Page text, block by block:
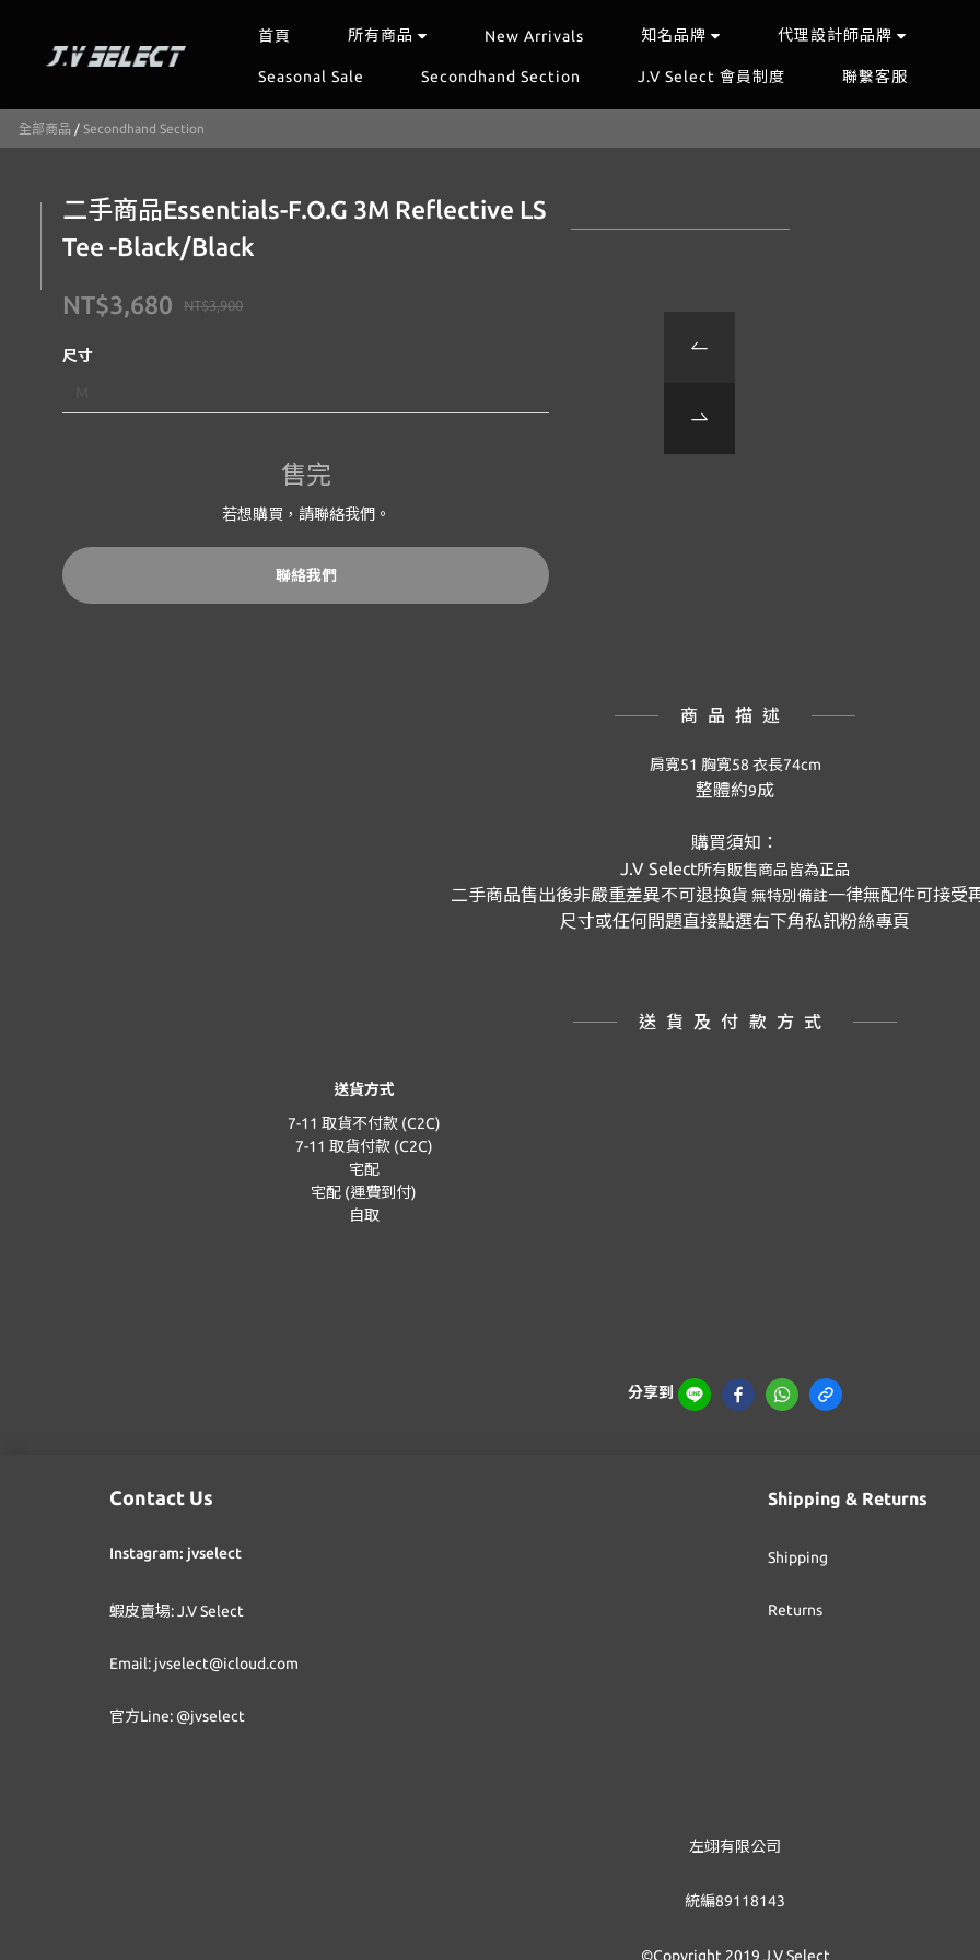
首頁 所有商品 New Arrivals 知名品牌 代理設計師品牌
Seasonal Sale Secondhand Section J.V Select 會員制度 聯繫客服
全部商品 / Secondhand Section
二手商品Essentials-F.O.G 3M Reflective LS
Tee -Black/Black
NT$3,900
NT$3,680
尺寸
售完
若想購買，請聯絡我們。
聯絡我們
商品描述
肩寬51 胸寬58 衣長74cm
整體約9成
購買須知：
J.V Select所有販售商品皆為正品
二手商品售出後非嚴重差異不可退換貨 無特別備註一律無配件可接受
尺寸或任何問題直接點選右下角私訊粉絲專頁
送貨及付款方式
送貨方式
7-11 取貨不付款 (C2C)
7-11 取貨付款 (C2C)
宅配
宅配 (運費到付)
自取
分享到
Contact Us
Instagram: jvselect
蝦皮賣場: J.V Select
Email: jvselect@icloud.com
官方Line: @jvselect
Shipping & Returns
Shipping
Returns
左翊有限公司
統編89118143
©Copyright 2019 J.V Select